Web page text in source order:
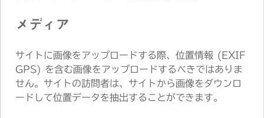
メディア
サイトに画像をアップロードする際、位置情報 (EXIF
GPS) を含む画像をアップロードするべきではありま
せん。サイトの訪問者は、サイトから画像をダウンロ
ードして位置データを抽出することができます。